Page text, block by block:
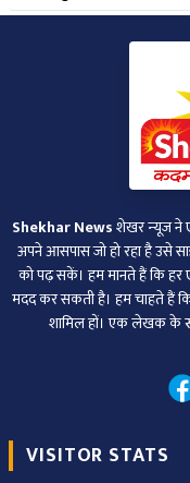
Shekhar Newsशेखर न्‍यूज ने
अपने आसपास जो हो रहा है उसे
को पढ़ सकें। हम मानते हैं कि हर
मदद कर सकती है। हम चाहते हैं
शामिल हों। एक लेखक के
VISITOR STATS